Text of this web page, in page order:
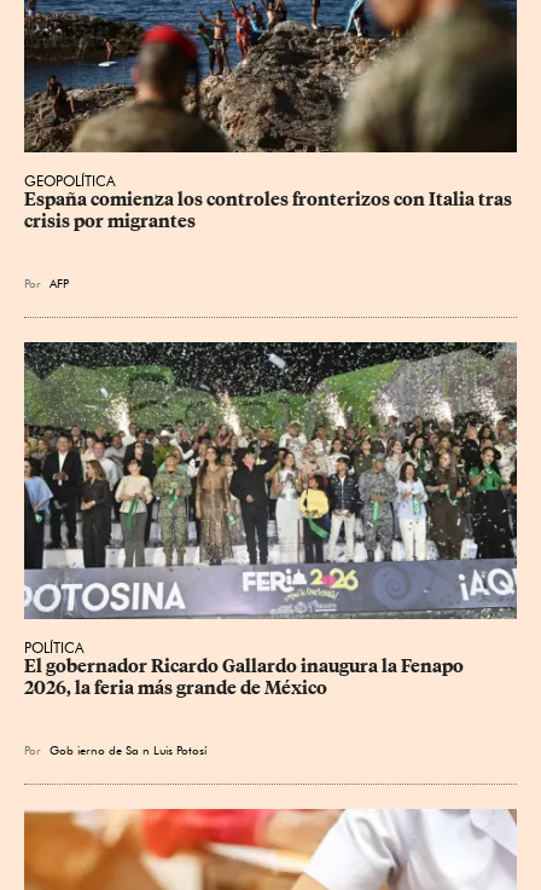
GEOPOLÍTICA
España comienza los controles fronterizos con Italia tras
crisis por migrantes
Por AFP
POLÍTICA
​El gobernador Ricardo Gallardo inaugura la Fenapo
2026, la feria más grande de México
Por Gob ierno de Sa n Luis Potosí